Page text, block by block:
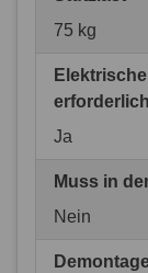
75 kg
Ja
Muss in
Nein